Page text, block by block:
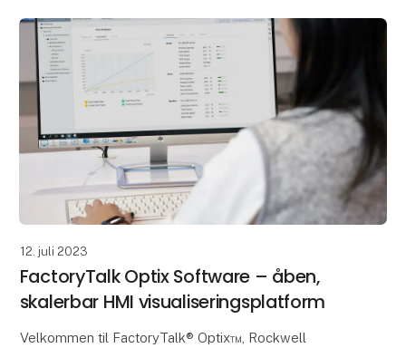
12. juli 2023
FactoryTalk Optix Software – åben,
skalerbar HMI visualiseringsplatform
Velkommen til FactoryTalk® Optix™, Rockwell